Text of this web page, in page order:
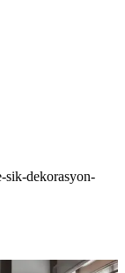
dekorasyon-